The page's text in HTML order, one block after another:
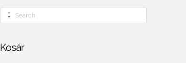
Search
Kosár